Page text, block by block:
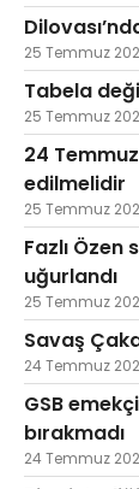
25 Temmuz
Tabela
25 Temmuz
24
edilmelidir
25 Temmuz
Fazlı
uğurlandı
25 Temmuz
Savaş
24 Temmuz
GSB
bırakmadı
24 Temmuz